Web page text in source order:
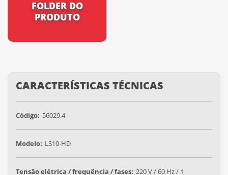
FOLDER DO
PRODUTO
CARACTERÍSTICAS TÉCNICAS
Código: 56029.4
Modelo: LS10-HD
Tensão elétrica / frequência / fases: 220 V / 60 Hz / 1